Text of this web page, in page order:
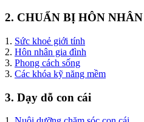
2. CHUẨN BỊ HÔN
1. Sức khoẻ giới tính
2. Hôn nhân gia đình
3. Phong cách sống
3. Các khóa kỹ năng mềm
3. Dạy dỗ con cái